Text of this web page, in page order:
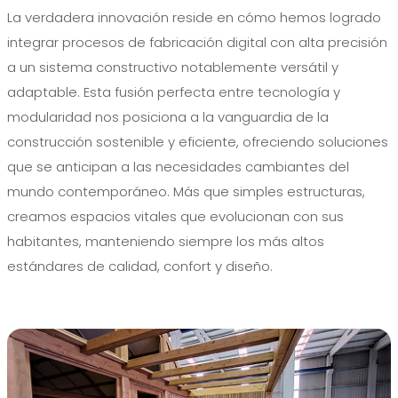
La verdadera innovación reside en cómo hemos logrado
integrar procesos de fabricación digital con alta precisión
a un sistema constructivo notablemente versátil y
adaptable. Esta fusión perfecta entre tecnología y
modularidad nos posiciona a la vanguardia de la
construcción sostenible y eficiente, ofreciendo soluciones
que se anticipan a las necesidades cambiantes del
mundo contemporáneo. Más que simples estructuras,
creamos espacios vitales que evolucionan con sus
habitantes, manteniendo siempre los más altos
estándares de calidad, confort y diseño.